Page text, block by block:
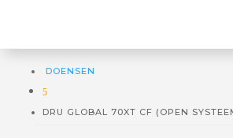
DOENSEN
5
DRU GLOBAL 70XT CF (OPEN